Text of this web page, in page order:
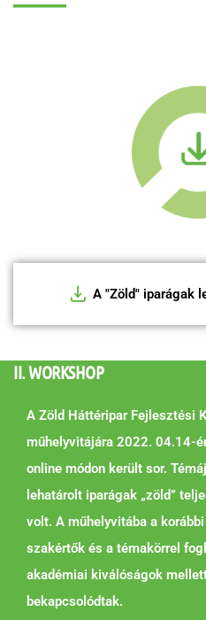
A "Zöld" iparágak
II. WORKSHOP
A Zöld Háttéripar Fejlesztési
műhelyvitájára 2022. 04.14-
online módon került sor.
lehatárolt iparágak „zöld”
volt. A műhelyvitába a
szakértők és a témakörrel
akadémiai kiválóságok
bekapcsolódtak.